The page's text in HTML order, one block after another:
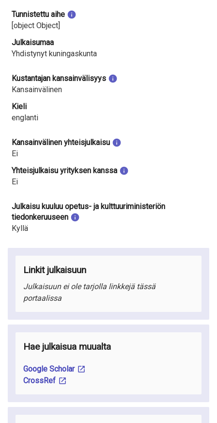
Tunnistettu aihe
[object Object]
Julkaisumaa
Yhdistynyt kuningaskunta
Kustantajan kansainvälisyys
Kansainvälinen
Kieli
englanti
Kansainvälinen yhteisjulkaisu
Ei
Yhteisjulkaisu yrityksen kanssa
Ei
Julkaisu kuuluu opetus- ja kulttuuriministeriön
tiedonkeruuseen
Kyllä
Linkit julkaisuun
Julkaisuun ei ole tarjolla linkkejä tässä
portaalissa
Hae julkaisua muualta
Google Scholar
CrossRef